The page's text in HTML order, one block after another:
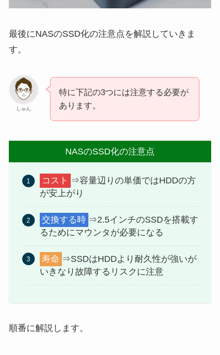
最後にNASのSSD化の注意点を解説していきま
す。
しゅん
特に下記の3つには注意する必要が
あります。
NASのSSD化の注意点
コスト ⇒容量辺りの単価ではHDDの方
が安上がり
交換する時 ⇒2.5インチのSSDを搭載す
るためにマウンタが必要になる
寿命 ⇒SSDはHDDより耐久性が強いが
いきなり故障するリスクに注意
順番に解説します。